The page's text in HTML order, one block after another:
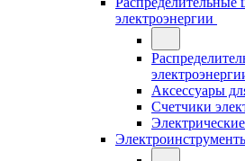
электроэнергии
Аксессуары
Счетчики